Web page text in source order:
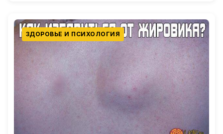
ЗДОРОВЬЕ И ПСИХОЛОГИЯ